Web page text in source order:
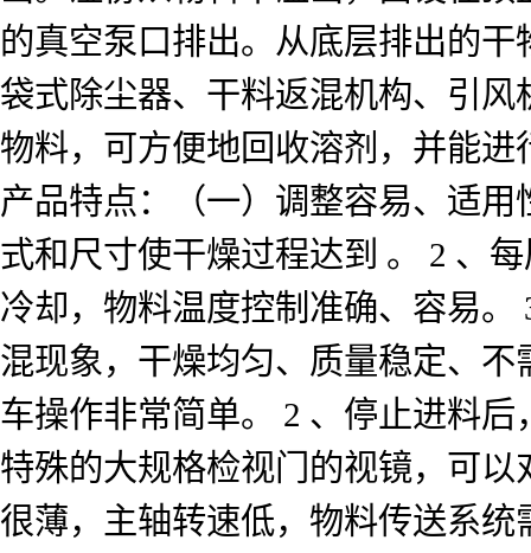
的真空泵口排出。从底层排出的
袋式除尘器、干料返混机构、引
物料，可方便地回收溶剂，并能进
产品特点：（一）调整容易、适
式和尺寸使干燥过程达到 。 2 、
冷却，物料温度控制准确、容易
混现象，干燥均匀、质量稳定、
车操作非常简单。 2 、停止进料
特殊的大规格检视门的视镜，可
很薄，主轴转速低，物料传送系